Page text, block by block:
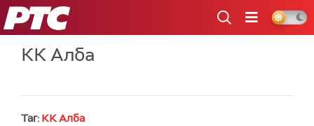
РТС
КК Алба
Таг: КК Алба